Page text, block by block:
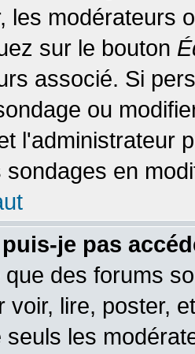
les modérateurs
sur le bouton
associé. Si
ou
l'administrateur
sondages en
je pas
que des forums
voir, lire, poster,
seuls les